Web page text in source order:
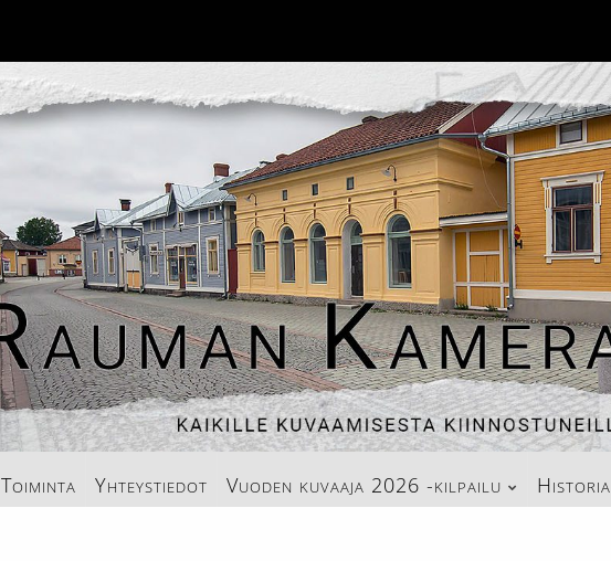
Toiminta Yhteystiedot Vuoden kuvaaja 2026 -kilpailu Historia